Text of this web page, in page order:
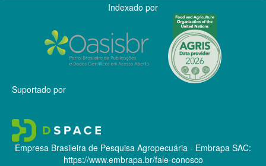
Indexado por
Suportado por
Empresa Brasileira de Pesquisa Agropecuária - Embrapa SAC:
https://www.embrapa.br/fale-conosco